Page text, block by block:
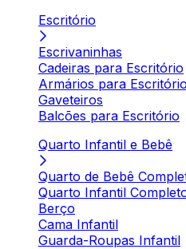
Escritório
Escrivaninhas
Cadeiras para Escritório
Armários para Escritório
Gaveteiros
Balcões para Escritório
Quarto Infantil e Bebê
Quarto de Bebê
Quarto Infantil
Berço
Cama Infantil
Guarda-Roupas Infantil